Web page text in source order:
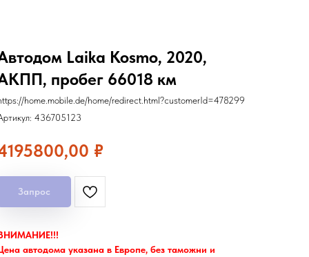
Laika Kosmo, 2020,
пробег 66018 км
home.mobile.de/home/redirect.html?customerId=478299
436705123
₽
Запрос
автодома указана в Европе, без таможни и